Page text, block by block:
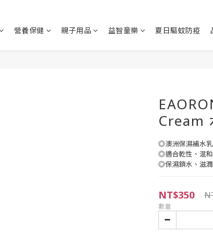
營養保健 親子用品 益智童樂 夏日驅蚊防疫
Cream
◎澳洲保濕補水
◎適合乾性、混
◎保濕鎖水、滋
NT$350
數量